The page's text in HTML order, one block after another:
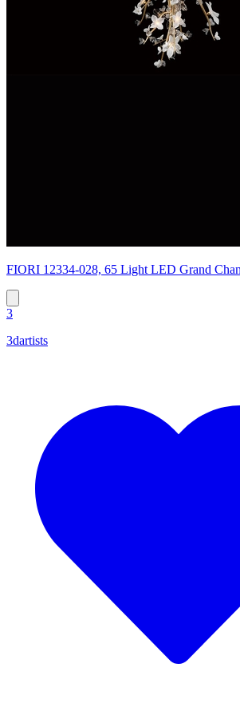
FIORI 12334-028, 65 Light LED Grand
3
3dartists